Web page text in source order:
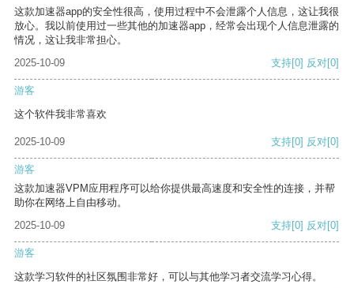
这款加速器app的安全性很高，使用过程中不会泄露个人信息，这让我很
放心。我以前使用过一些其他的加速器app，经常会出现个人信息泄露的
情况，这让我非常担心。
2025-10-09
支持[0] 反对[0]
游客
这个软件我非常喜欢
2025-10-09 支持[0] 反对[0]
游客
这款加速器VPM应用程序可以给你提供最高速度和安全性的连接，并帮
助你在网络上自由移动。
2025-10-09
支持[0] 反对[0]
游客
这款学习软件的社区氛围非常好，可以与其他学习者交流学习心得。